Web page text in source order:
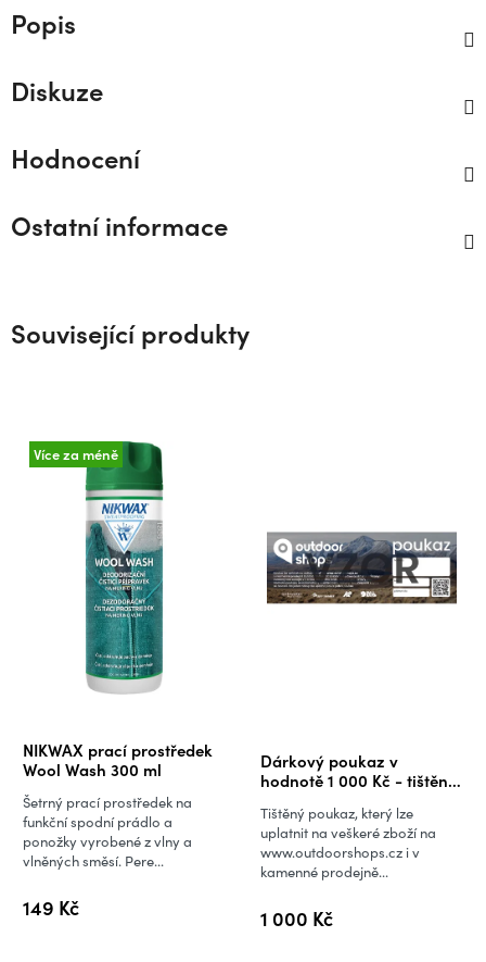
Popis
Diskuze
Hodnocení
Ostatní informace
Související produkty
Více za méně
NIKWAX prací prostředek
Wool Wash 300 ml
Průměrné
hodnocení
produktu
je
5,0
5
149 Kč
Šetrný prací prostředek na
funkční spodní prádlo a
ponožky vyrobené z vlny a
vlněných směsí. Pere...
Dárkový poukaz v
hodnotě 1 000 Kč - tištěná
1 000 Kč
Tištěný poukaz, který lze
uplatnit na veškeré zboží na
www.outdoorshops.cz i v
kamenné prodejně...